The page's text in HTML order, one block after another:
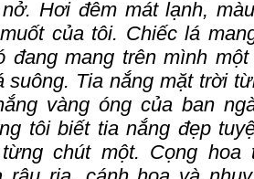
Hơi đêm mát lạnh,
của tôi. Chiếc lá
đang mang trên mình
suông. Tia nắng mặt trời
vàng óng của ban
tôi biết tia nắng đẹp
chút một. Cọng hoa